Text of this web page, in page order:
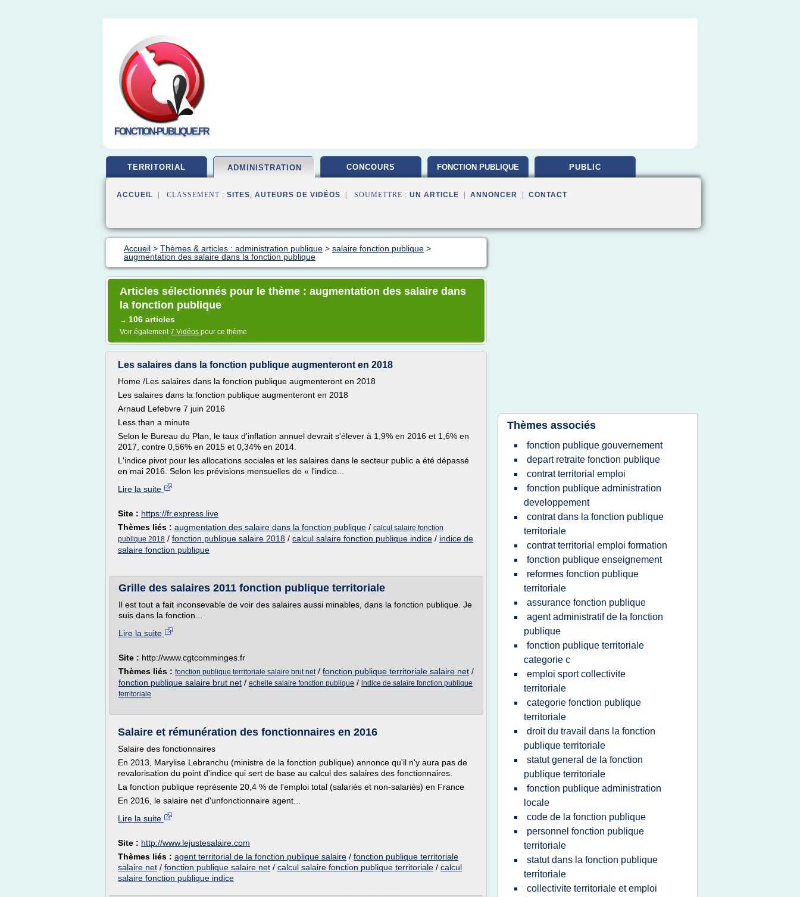
FONCTION-PUBLIQUE.FR
TERRITORIAL ADMINISTRATION CONCOURS FONCTION PUBLIQUE PUBLIC
ACCUEIL | CLASSEMENT : SITES, AUTEURS DE VIDÉOS | SOUMETTRE : UN ARTICLE ANNONCER CONTACT
Accueil > Thèmes & articles : administration publique > salaire fonction publique >
augmentation des salaire dans la fonction publique
Articles sélectionnés pour le thème : augmentation des salaire dans
la fonction publique
→ 106 articles
Voir également7 Vidéos pour ce thème
Les salaires dans la fonction publique augmenteront en 2018
Home /Les salaires dans la fonction publique augmenteront en 2018
Les salaires dans la fonction publique augmenteront en 2018
Arnaud Lefebvre 7 juin 2016
Less than a minute
Selon le Bureau du Plan, le taux d'inflation annuel devrait s'élever à 1,9% en 2016 et 1,6% en
2017, contre 0,56% en 2015 et 0,34% en 2014.
L'indice pivot pour les allocations sociales et les salaires dans le secteur public a été dépassé
en mai 2016. Selon les prévisions mensuelles de « l'indice...
Lire la suite
Site : https://fr.express.live
Thèmes liés : augmentation des salaire dans la fonction publique / calcul salaire fonction
publique 2018 / fonction publique salaire 2018 / calcul salaire fonction publique indice / indice de
salaire fonction publique
Grille des salaires 2011 fonction publique territoriale
Il est tout a fait inconsevable de voir des salaires aussi minables, dans la fonction publique. Je
suis dans la fonction...
Lire la suite
Site : http://www.cgtcomminges.fr
Thèmes liés : fonction publique territoriale salaire brut net/ fonction publique territoriale salaire net /
fonction publique salaire brut net / echelle salaire fonction publique / indice de salaire fonction publique
territoriale
Salaire et rémunération des fonctionnaires en 2016
Salaire des fonctionnaires
En 2013, Marylise Lebranchu (ministre de la fonction publique) annonce qu'il n'y aura pas de
revalorisation du point d'indice qui sert de base au calcul des salaires des fonctionnaires.
La fonction publique représente 20,4 % de l'emploi total (salariés et non-salariés) en France
En 2016, le salaire net d'unfonctionnaire agent...
Lire la suite
Site : http://www.lejustesalaire.com
Thèmes liés : agent territorial de la fonction publique salaire / fonction publique territoriale
salaire net / fonction publique salaire net / calcul salaire fonction publique territoriale / calcul
salaire fonction publique indice
Thèmes associés
fonction publique gouvernement
depart retraite fonction publique
contrat territorial emploi
fonction publique administration
developpement
contrat dans la fonction publique
territoriale
contrat territorial emploi formation
fonction publique enseignement
reformes fonction publique
territoriale
assurance fonction publique
agent administratif de la fonction
publique
fonction publique territoriale
categorie c
emploi sport collectivite
territoriale
categorie fonction publique
territoriale
droit du travail dans la fonction
publique territoriale
statut general de la fonction
publique territoriale
fonction publique administration
locale
code de la fonction publique
personnel fonction publique
territoriale
statut dans la fonction publique
territoriale
collectivite territoriale et emploi